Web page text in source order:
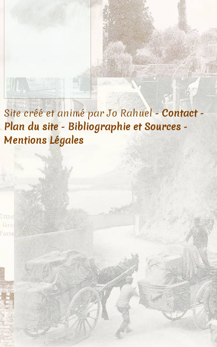
Site créé et animé par Jo Rahuel -Contact-
Plan du site- Bibliographie et Sources -
Mentions Légales